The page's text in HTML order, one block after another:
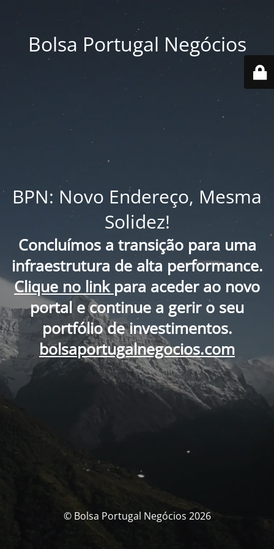
Bolsa Portugal Negócios
BPN: Novo Endereço, Mesma
Solidez!
Concluímos a transição para uma
infraestrutura de alta performance.
Clique no link para aceder ao novo
portal e continue a gerir o seu
portfólio de investimentos.
bolsaportugalnegocios.com
© Bolsa Portugal Negócios 2026